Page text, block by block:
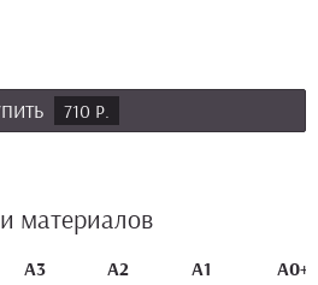
710 Р.
материалов
А3 А2 А1 А0+